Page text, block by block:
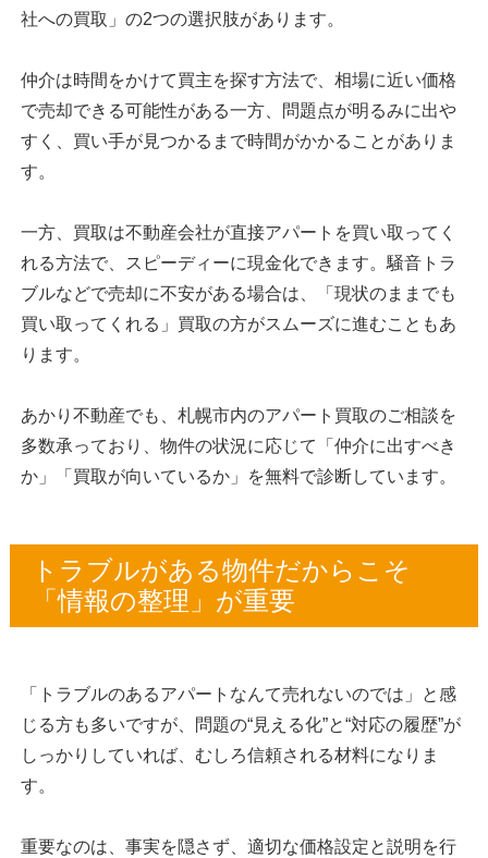
社への買取」の2つの選択肢があります。
仲介は時間をかけて買主を探す方法で、相場に近い価格
で売却できる可能性がある一方、問題点が明るみに出や
すく、買い手が見つかるまで時間がかかることがありま
す。
一方、買取は不動産会社が直接アパートを買い取ってく
れる方法で、スピーディーに現金化できます。騒音トラ
ブルなどで売却に不安がある場合は、「現状のままでも
買い取ってくれる」買取の方がスムーズに進むこともあ
ります。
あかり不動産でも、札幌市内のアパート買取のご相談を
多数承っており、物件の状況に応じて「仲介に出すべき
か」「買取が向いているか」を無料で診断しています。
トラブルがある物件だからこそ
「情報の整理」が重要
「トラブルのあるアパートなんて売れないのでは」と感
じる方も多いですが、問題の“見える化”と“対応の履歴”が
しっかりしていれば、むしろ信頼される材料になりま
す。
重要なのは、事実を隠さず、適切な価格設定と説明を行